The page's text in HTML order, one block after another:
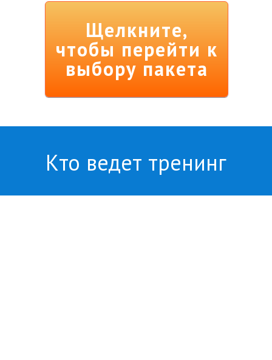
Щелкните,
чтобы перейти к
выбору пакета
Кто ведет тренинг